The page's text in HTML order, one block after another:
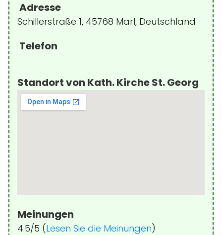
Adresse
Schillerstraße 1, 45768 Marl, Deutschland
Telefon
Standort von Kath. Kirche St. Georg
Meinungen
4.5/5 (Lesen Sie die Meinungen)